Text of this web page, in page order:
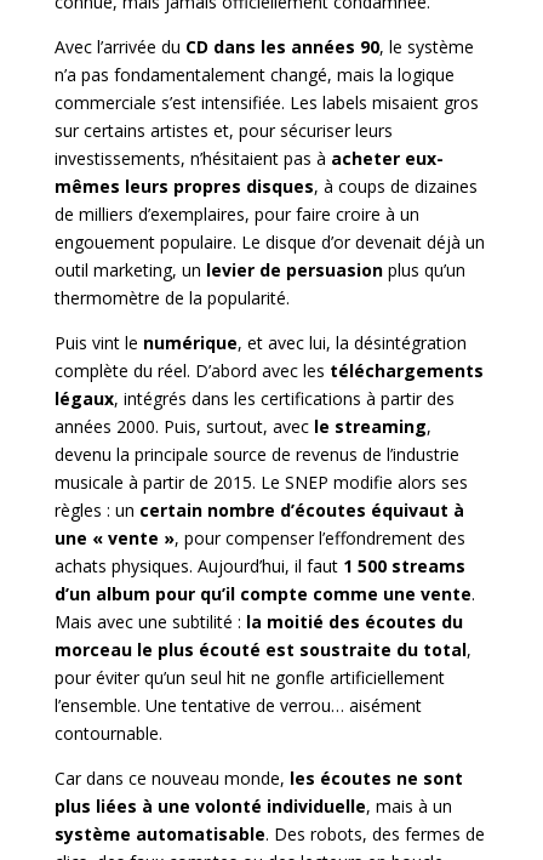
Avec l’arrivée du CD dans les années 90, le système
n’a pas fondamentalement changé, mais la logique
commerciale s’est intensifiée. Les labels misaient gros
sur certains artistes et, pour sécuriser leurs
investissements, n’hésitaient pas à acheter eux-
mêmes leurs propres disques, à coups de dizaines
de milliers d’exemplaires, pour faire croire à un
engouement populaire. Le disque d’or devenait déjà un
outil marketing, un levier de persuasionplus qu’un
thermomètre de la popularité.
Puis vint le numérique, et avec lui, la désintégration
complète du réel. D’abord avec les téléchargements
légaux, intégrés dans les certifications à partir des
années 2000. Puis, surtout, avec le streaming,
devenu la principale source de revenus de l’industrie
musicale à partir de 2015. Le SNEP modifie alors ses
règles : un certain nombre d’écoutes équivaut à
une « vente », pour compenser l’effondrement des
achats physiques. Aujourd’hui, il faut 1 500 streams
d’un album pour qu’il compte comme une vente.
Mais avec une subtilité : la moitié des écoutes du
morceau le plus écouté est soustraite du total,
pour éviter qu’un seul hit ne gonfle artificiellement
l’ensemble. Une tentative de verrou… aisément
contournable.
Car dans ce nouveau monde, les écoutes ne sont
plus liées à une volonté individuelle, mais à un
système automatisable. Des robots, des fermes de